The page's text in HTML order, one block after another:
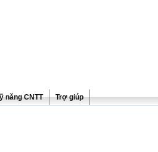
năng CNTT Trợ giúp